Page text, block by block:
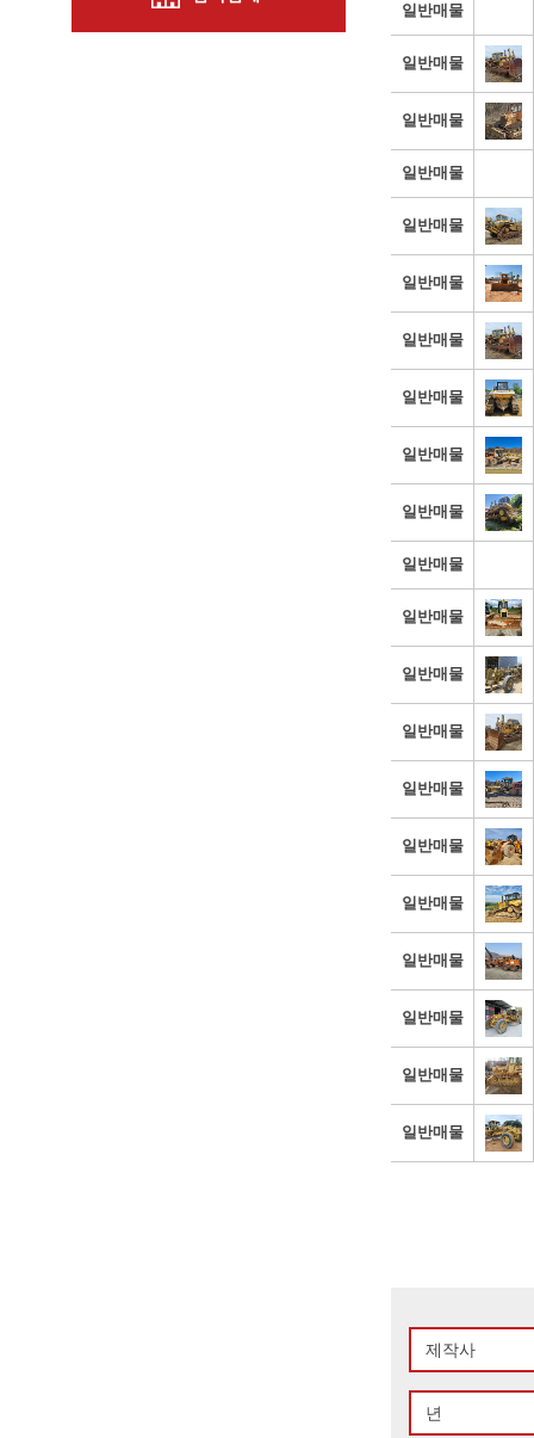
일반매물
일반매물
일반매물
일반매물
일반매물
일반매물
일반매물
일반매물
일반매물
일반매물
일반매물
일반매물
일반매물
일반매물
일반매물
일반매물
일반매물
일반매물
일반매물
일반매물
일반매물